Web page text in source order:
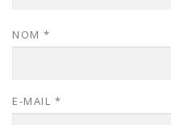
NOM *
E-MAIL *